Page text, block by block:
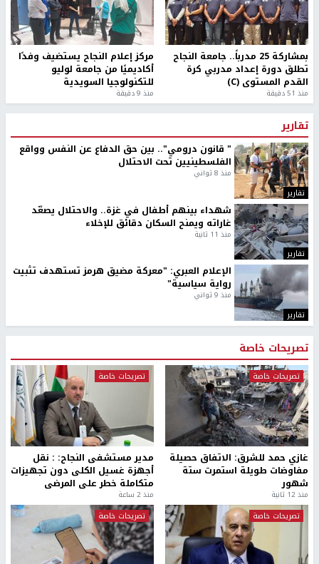
بمشاركة 25 مدرباً.. جامعة النجاح
تطلق دورة إعداد مدربي كرة
القدم المستوى (C)
منذ 51 دقيقة
مركز إعلام النجاح يستضيف وفدًا
أكاديميًا من جامعة لوليو
للتكنولوجيا السويدية
منذ 9 دقيقة
تقارير
تقارير
" قانون درومي".. بين حق الدفاع عن النفس وواقع
الفلسطينيين تحت الاحتلال
منذ 8 ثواني
تقارير
شهداء بينهم أطفال في غزة.. والاحتلال يصعّد
غاراته ويمنح السكان دقائق للإخلاء
منذ 11 ثانية
تقارير
الإعلام العبري: "معركة مضيق هرمز تستهدف تثبيت
رواية سياسية"
منذ 9 ثواني
تصريحات خاصة
تصريحات خاصة
غازي حمد للشرق: الاتفاق حصيلة
مفاوضات طويلة استمرت ستة
شهور
منذ 12 ثانية
تصريحات خاصة
مدير مستشفى النجاح: : نقل
أجهزة غسيل الكلى دون تجهيزات
متكاملة خطر على المرضى
منذ 2 ساعة
تصريحات خاصة
تصريحات خاصة